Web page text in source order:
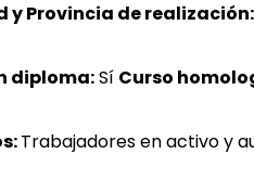
y Provincia de realización:
diploma:Sí Curso
Trabajadores en activo y